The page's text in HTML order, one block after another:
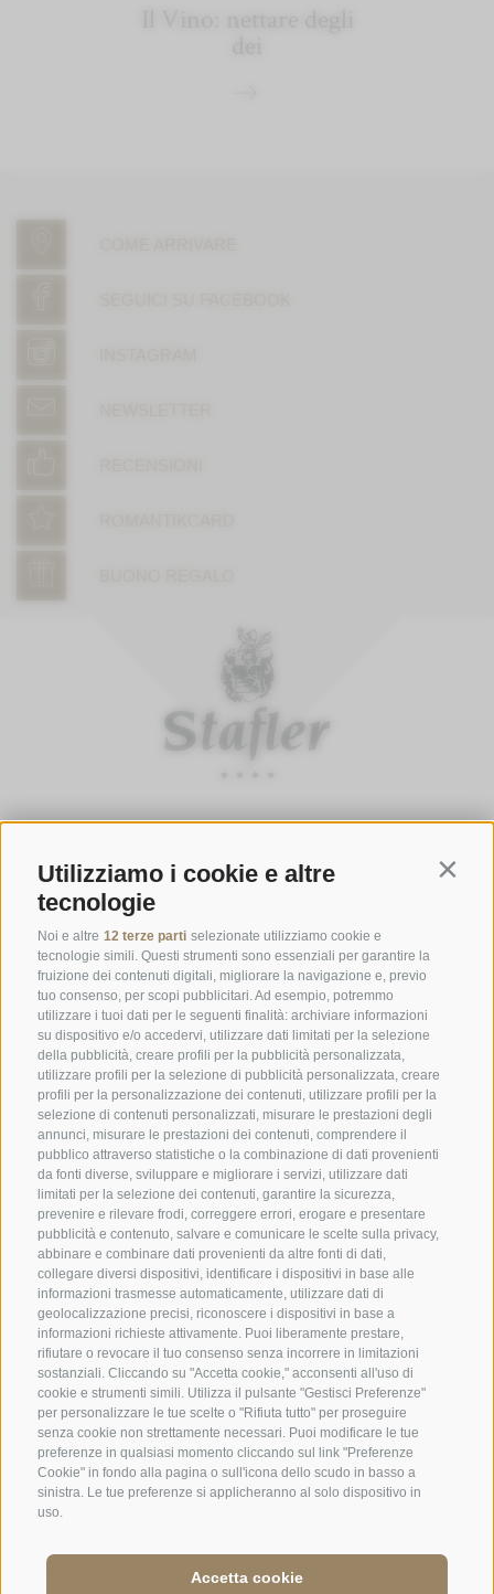
Utilizziamo i cookie e altre
tecnologie
Noi e altre 12 terze parti selezionate utilizziamo cookie e
tecnologie simili. Questi strumenti sono essenziali per garantire la
fruizione dei contenuti digitali, migliorare la navigazione e, previo
tuo consenso, per scopi pubblicitari. Ad esempio, potremmo
utilizzare i tuoi dati per le seguenti finalità: archiviare informazioni
su dispositivo e/o accedervi, utilizzare dati limitati per la selezione
della pubblicità, creare profili per la pubblicità personalizzata,
utilizzare profili per la selezione di pubblicità personalizzata, creare
profili per la personalizzazione dei contenuti, utilizzare profili per la
selezione di contenuti personalizzati, misurare le prestazioni degli
annunci, misurare le prestazioni dei contenuti, comprendere il
pubblico attraverso statistiche o la combinazione di dati provenienti
da fonti diverse, sviluppare e migliorare i servizi, utilizzare dati
limitati per la selezione dei contenuti, garantire la sicurezza,
prevenire e rilevare frodi, correggere errori, erogare e presentare
pubblicità e contenuto, salvare e comunicare le scelte sulla privacy,
abbinare e combinare dati provenienti da altre fonti di dati,
collegare diversi dispositivi, identificare i dispositivi in base alle
informazioni trasmesse automaticamente, utilizzare dati di
geolocalizzazione precisi, riconoscere i dispositivi in base a
informazioni richieste attivamente. Puoi liberamente prestare,
rifiutare o revocare il tuo consenso senza incorrere in limitazioni
sostanziali. Cliccando su "Accetta cookie," acconsenti all'uso di
cookie e strumenti simili. Utilizza il pulsante "Gestisci Preferenze"
per personalizzare le tue scelte o "Rifiuta tutto" per proseguire
senza cookie non strettamente necessari. Puoi modificare le tue
preferenze in qualsiasi momento cliccando sul link "Preferenze
Cookie" in fondo alla pagina o sull'icona dello scudo in basso a
sinistra. Le tue preferenze si applicheranno al solo dispositivo in
uso.
Accetta cookie
Il Vino: nettare degli
Da giovedì a lunedì:dalle 19:00 alle 21:00
Sabato, domenica e giorni festivi:
dalle ore 19:00 alle ore 21:00
ORARI D'APERTURA GOURMETSTUBE EINHORN
Giovedì a lunedì:dalle ore 18:45 alle ore 19:45 (l'ultima ordinazione)
Giorni di riposo:martedì & mercoledì
Famiglia Stafler · Mules Nr. 10 · I-39040 Campo di Trens
a Vipiteno
· Tel.:+39 0472 771 136 · info@stafler.com